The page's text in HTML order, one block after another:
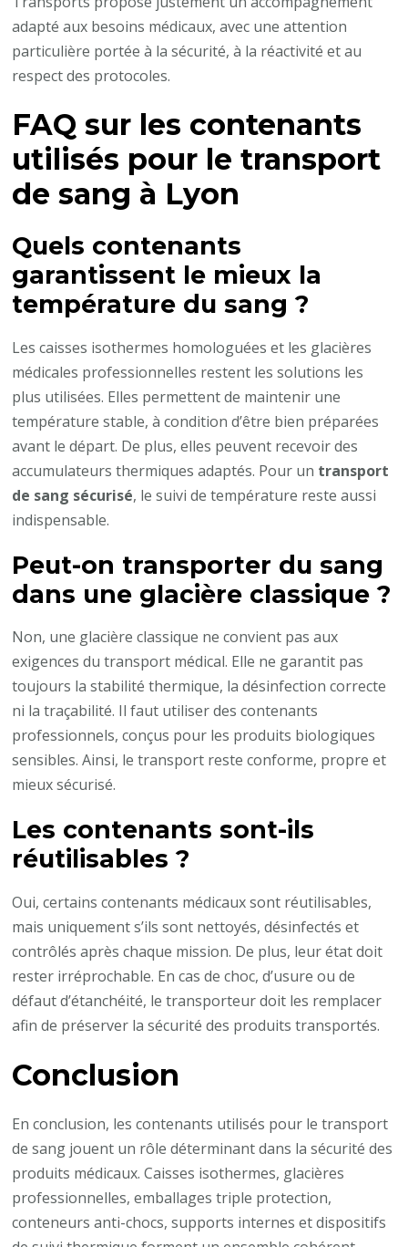
adapté aux besoins médicaux, avec une attention
particulière portée à la sécurité, à la réactivité et au
respect des protocoles.
FAQ sur les contenants
utilisés pour le transport
de sang à Lyon
Quels contenants
garantissent le mieux la
température du sang ?
Les caisses isothermes homologuées et les glacières
médicales professionnelles restent les solutions les
plus utilisées. Elles permettent de maintenir une
température stable, à condition d’être bien préparées
avant le départ. De plus, elles peuvent recevoir des
accumulateurs thermiques adaptés. Pour un transport
de sang sécurisé, le suivi de température reste aussi
indispensable.
Peut-on transporter du sang
dans une glacière classique ?
Non, une glacière classique ne convient pas aux
exigences du transport médical. Elle ne garantit pas
toujours la stabilité thermique, la désinfection correcte
ni la traçabilité. Il faut utiliser des contenants
professionnels, conçus pour les produits biologiques
sensibles. Ainsi, le transport reste conforme, propre et
mieux sécurisé.
Les contenants sont-ils
réutilisables ?
Oui, certains contenants médicaux sont réutilisables,
mais uniquement s’ils sont nettoyés, désinfectés et
contrôlés après chaque mission. De plus, leur état doit
rester irréprochable. En cas de choc, d’usure ou de
défaut d’étanchéité, le transporteur doit les remplacer
afin de préserver la sécurité des produits transportés.
Conclusion
En conclusion, les contenants utilisés pour le transport
de sang jouent un rôle déterminant dans la sécurité des
produits médicaux. Caisses isothermes, glacières
professionnelles, emballages triple protection,
conteneurs anti-chocs, supports internes et dispositifs